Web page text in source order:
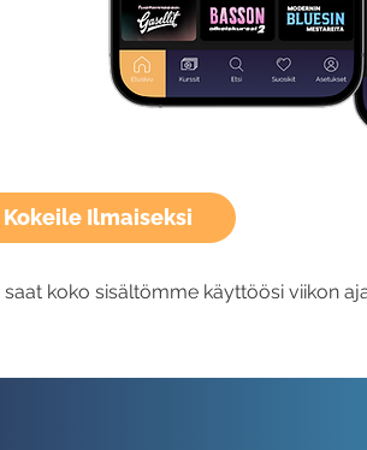
Kokeile Ilmaiseksi
koko sisältömme käyttöösi viikon